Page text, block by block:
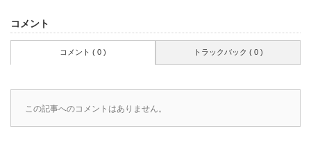
コメント
コメント ( 0 ) トラックバック ( 0 )
この記事へのコメントはありません。